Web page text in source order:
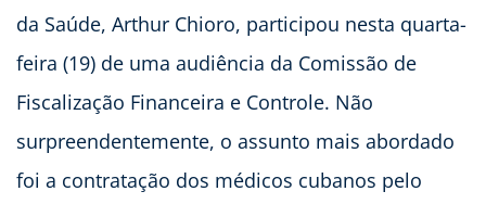
da Saúde, Arthur Chioro, participou nesta quarta-
feira (19) de uma audiência da Comissão de
Fiscalização Financeira e Controle. Não
surpreendentemente, o assunto mais abordado
foi a contratação dos médicos cubanos pelo